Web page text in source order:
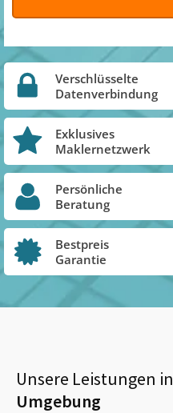
Verschlüsselte
Datenverbindung
Exklusives
Maklernetzwerk
Persönliche
Beratung
Bestpreis
Garantie
Unsere Leistungen in
Umgebung